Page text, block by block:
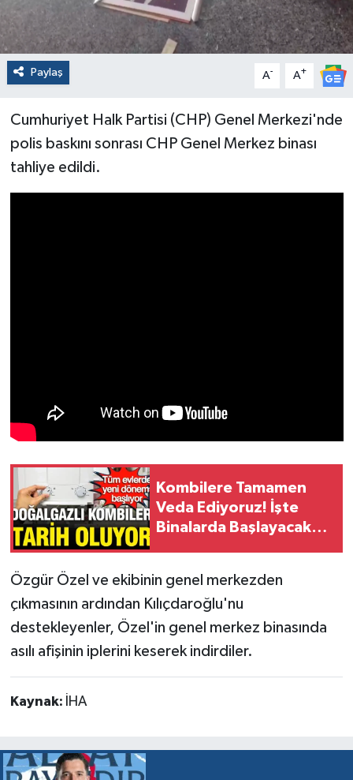
Paylaş A- A+
Cumhuriyet Halk Partisi (CHP) Genel Merkezi'nde
polis baskını sonrası CHP Genel Merkez binası
tahliye edildi.
Kombilere Tamamen
Veda Ediyoruz! İşte
Binalarda Başlayacak
Özgür Özel ve ekibinin genel merkezden
çıkmasının ardından Kılıçdaroğlu'nu
destekleyenler, Özel'in genel merkez binasında
asılı afişinin iplerini keserek indirdiler.
Kaynak: İHA